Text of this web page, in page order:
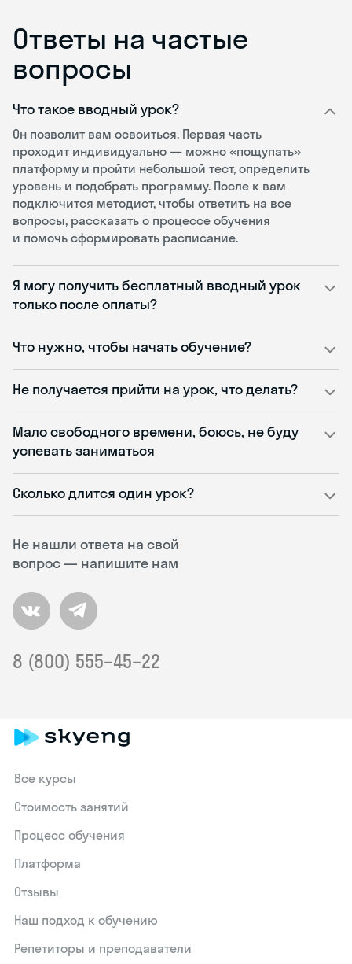
Ответы на частые
вопросы
Не нашли ответа на свой
вопрос — напишите нам
8 (800) 555–45–22
Что такое вводный урок?
Он позволит вам освоиться. Первая часть
проходит индивидуально — можно «пощупать»
платформу и пройти небольшой тест, определить
уровень и подобрать программу. После к вам
подключится методист, чтобы ответить на все
вопросы, рассказать о процессе обучения
и помочь сформировать расписание.
Я могу получить бесплатный вводный урок
только после оплаты?
Что нужно, чтобы начать обучение?
Не получается прийти на урок, что делать?
Мало свободного времени, боюсь, не буду
успевать заниматься
Сколько длится один урок?
Все курсы
Стоимость занятий
Процесс обучения
Платформа
Отзывы
Наш подход к обучению
Репетиторы и преподаватели